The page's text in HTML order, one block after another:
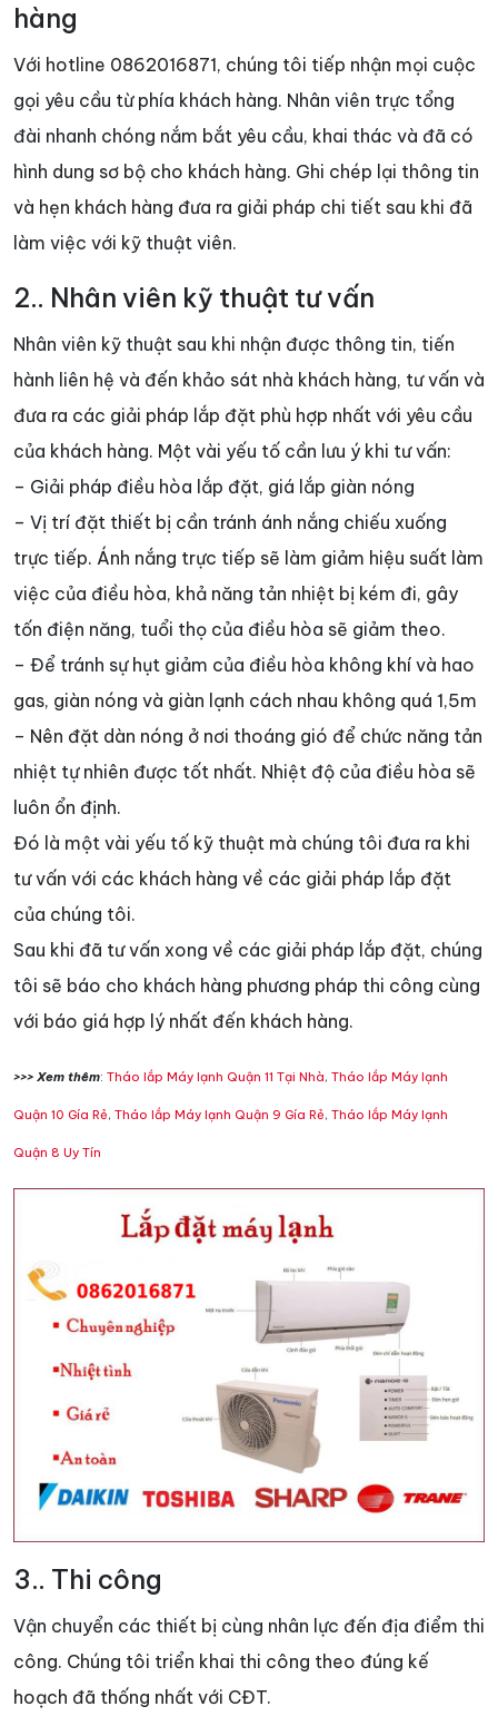
hàng
Với hotline 0862016871, chúng tôi tiếp nhận mọi cuộc
gọi yêu cầu từ phía khách hàng. Nhân viên trực tổng
đài nhanh chóng nắm bắt yêu cầu, khai thác và đã có
hình dung sơ bộ cho khách hàng. Ghi chép lại thông tin
và hẹn khách hàng đưa ra giải pháp chi tiết sau khi đã
làm việc với kỹ thuật viên.
2.. Nhân viên kỹ thuật tư vấn
Nhân viên kỹ thuật sau khi nhận được thông tin, tiến
hành liên hệ và đến khảo sát nhà khách hàng, tư vấn và
đưa ra các giải pháp lắp đặt phù hợp nhất với yêu cầu
của khách hàng. Một vài yếu tố cần lưu ý khi tư vấn:
– Giải pháp điều hòa lắp đặt, giá lắp giàn nóng
– Vị trí đặt thiết bị cần tránh ánh nắng chiếu xuống
trực tiếp. Ánh nắng trực tiếp sẽ làm giảm hiệu suất làm
việc của điều hòa, khả năng tản nhiệt bị kém đi, gây
tốn điện năng, tuổi thọ của điều hòa sẽ giảm theo.
– Để tránh sự hụt giảm của điều hòa không khí và hao
gas, giàn nóng và giàn lạnh cách nhau không quá 1,5m
– Nên đặt dàn nóng ở nơi thoáng gió để chức năng tản
nhiệt tự nhiên được tốt nhất. Nhiệt độ của điều hòa sẽ
luôn ổn định.
Đó là một vài yếu tố kỹ thuật mà chúng tôi đưa ra khi
tư vấn với các khách hàng về các giải pháp lắp đặt
của chúng tôi.
Sau khi đã tư vấn xong về các giải pháp lắp đặt, chúng
tôi sẽ báo cho khách hàng phương pháp thi công cùng
với báo giá hợp lý nhất đến khách hàng.
>>> Xem thêm: Tháo lắp Máy lạnh Quận 11 Tại Nhà, Tháo lắp Máy lạnh
Quận 10 Gía Rẻ, Tháo lắp Máy lạnh Quận 9 Gía Rẻ, Tháo lắp Máy lạnh
Quận 8 Uy Tín
3.. Thi công
Vận chuyển các thiết bị cùng nhân lực đến địa điểm thi
công. Chúng tôi triển khai thi công theo đúng kế
hoạch đã thống nhất với CĐT.